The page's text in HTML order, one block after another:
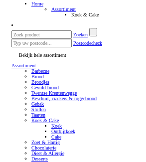
Home
Assortiment
Koek & Cake
Zoeken
Postcodecheck
Bekijk hele assortiment
Assortiment
Barbecue
Brood
Broodjes
Gevuld brood
Twentse Krentenwegge
Beschuit, crackers & roggebrood
Gebak
Sloffen
Taarten
Koek & Cake
Koek
Ontbijtkoek
Cake
Zoet & Hartig
Chocolaterie
Dieet & Allergie
Desserts